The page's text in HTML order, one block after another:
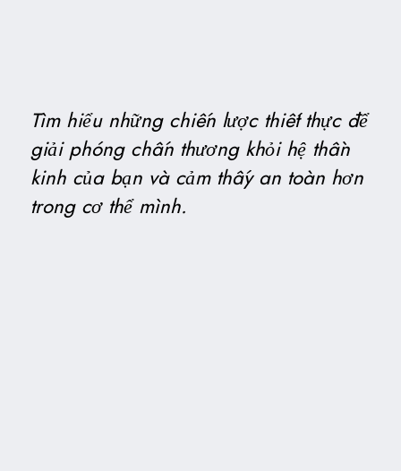
Tìm hiểu những chiến lược thiết thực để
giải phóng chấn thương khỏi hệ thần
kinh của bạn và cảm thấy an toàn hơn
trong cơ thể mình.